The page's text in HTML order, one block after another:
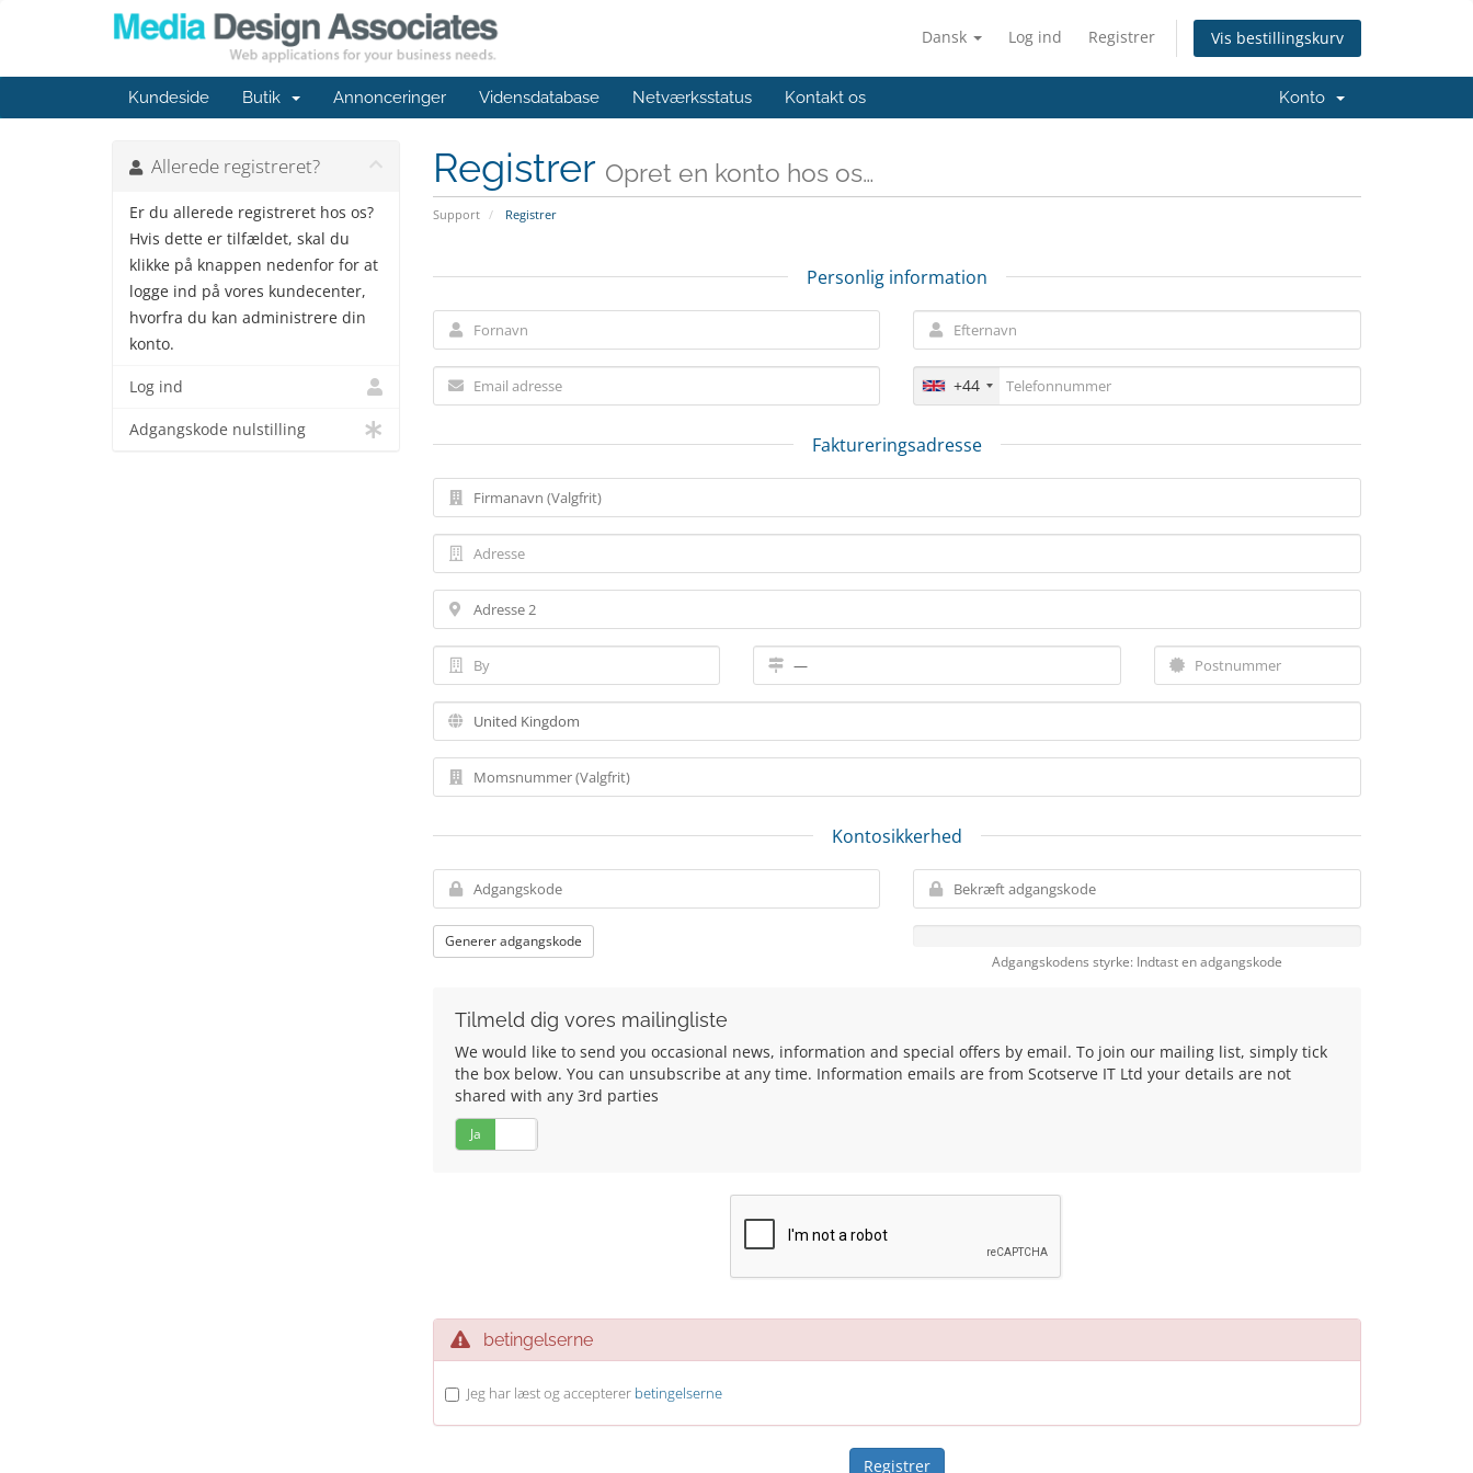
Dansk Log ind Registrer Vis bestillingskurv
Kundeside Butik Annonceringer Vidensdatabase Netværksstatus Kontakt os Konto
Registrer Opret en konto hos os…
Support Registrer
Allerede registreret?
Er du allerede registreret hos os?
Hvis dette er tilfældet, skal du
klikke på knappen nedenfor for at
logge ind på vores kundecenter,
hvorfra du kan administrere din
konto.
Log ind
Adgangskode nulstilling
Personlig information
+44
Faktureringsadresse
Kontosikkerhed
Generer adgangskode
Adgangskodens styrke: Indtast en adgangskode
Tilmeld dig vores mailingliste
We would like to send you occasional news, information and special offers by email. To join our mailing list, simply tick
the box below. You can unsubscribe at any time. Information emails are from Scotserve IT Ltd your details are not
shared with any 3rd parties
Ja
betingelserne
Jeg har læst og accepterer betingelserne